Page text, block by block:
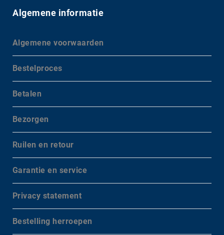
Algemene informatie
Algemene voorwaarden
Bestelproces
Betalen
Bezorgen
Ruilen en retour
Garantie en service
Privacy statement
Bestelling herroepen